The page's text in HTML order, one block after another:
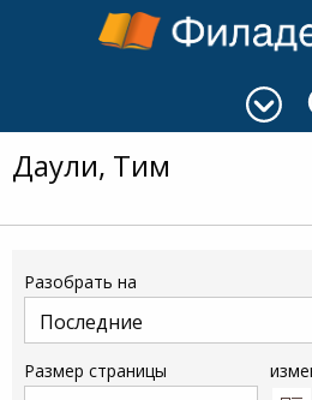
Даули, Тим
Разобрать на
Размер страницы